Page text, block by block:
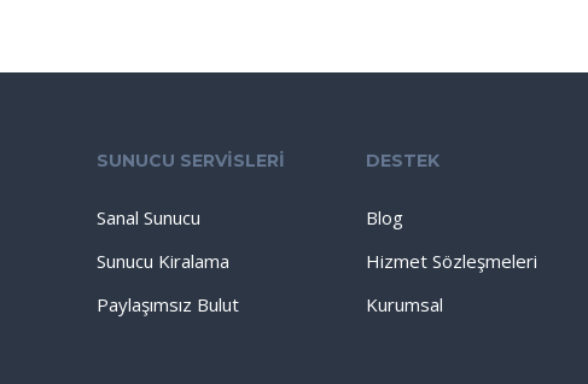
SUNUCU SERVİSLERİ
Sanal Sunucu
Sunucu Kiralama
Paylaşımsız Bulut
DESTEK
Blog
Hizmet Sözleşmeleri
Kurumsal